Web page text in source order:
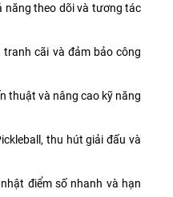
năng theo dõi và tương tác
tranh cãi và đảm bảo công
thuật và nâng cao kỹ năng
thu hút giải đấu và
điểm số nhanh và hạn